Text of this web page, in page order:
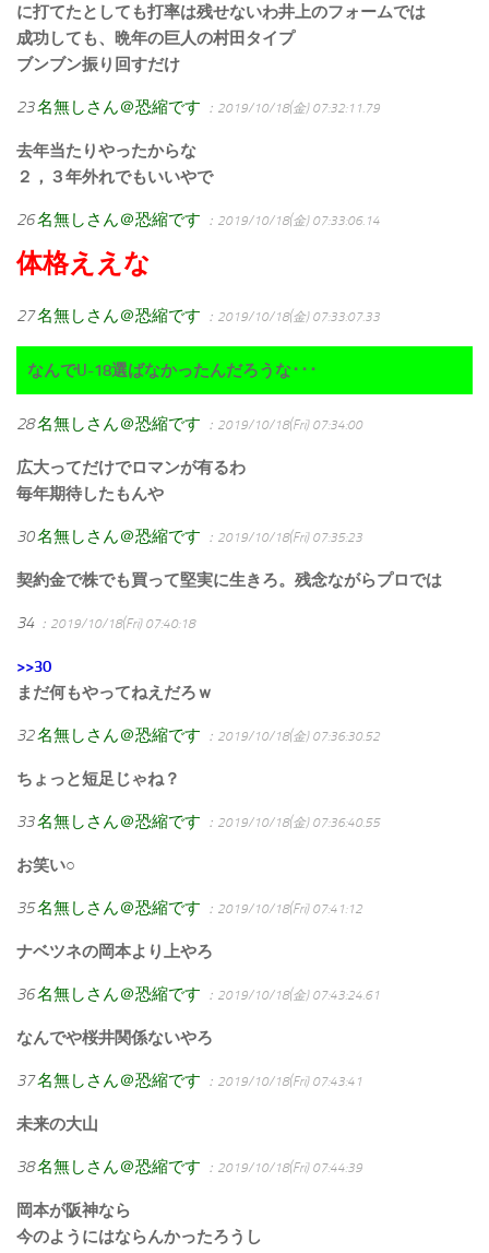
に打てたとしても打率は残せないわ井上のフォームでは
成功しても、晩年の巨人の村田タイプ
ブンブン振り回すだけ
23名無しさん＠恐縮です ：2019/10/18(金) 07:32:11.79
去年当たりやったからな
２，３年外れでもいいやで
26名無しさん＠恐縮です ：2019/10/18(金) 07:33:06.14
体格ええな
27名無しさん＠恐縮です ：2019/10/18(金) 07:33:07.33
なんでU-18選ばなかったんだろうな･･･
28名無しさん＠恐縮です ：2019/10/18(Fri) 07:34:00
広大ってだけでロマンが有るわ
毎年期待したもんや
30名無しさん＠恐縮です ：2019/10/18(Fri) 07:35:23
契約金で株でも買って堅実に生きろ。残念ながらプロでは
34 ：2019/10/18(Fri) 07:40:18
>>30
まだ何もやってねえだろｗ
32名無しさん＠恐縮です ：2019/10/18(金) 07:36:30.52
ちょっと短足じゃね？
33名無しさん＠恐縮です ：2019/10/18(金) 07:36:40.55
お笑い○
35名無しさん＠恐縮です ：2019/10/18(Fri) 07:41:12
ナベツネの岡本より上やろ
36名無しさん＠恐縮です ：2019/10/18(金) 07:43:24.61
なんでや桜井関係ないやろ
37名無しさん＠恐縮です ：2019/10/18(Fri) 07:43:41
未来の大山
38名無しさん＠恐縮です ：2019/10/18(Fri) 07:44:39
岡本が阪神なら
今のようにはならんかったろうし